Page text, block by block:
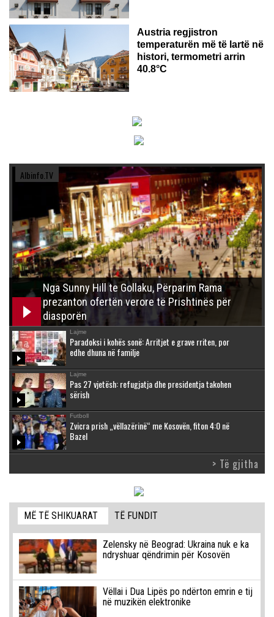
Austria regjistron
temperaturën më të lartë në
histori, termometri arrin
40.8°C
Albinfo.TV
Nga Sunny Hill te Gollaku, Përparim Rama
prezanton ofertën verore të Prishtinës për
diasporën
Lajme
Paradoksi i kohës sonë: Arritjet e grave rriten, por
edhe dhuna në familje
Lajme
Pas 27 vjetësh: refugjatja dhe presidentja takohen
sërish
Futboll
Zvicra prish „vëllazërinë“ me Kosovën, fiton 4:0 në
Bazel
> Të gjitha
MË TË SHIKUARAT TË FUNDIT
Zelensky në Beograd: Ukraina nuk e ka
ndryshuar qëndrimin për Kosovën
Vëllai i Dua Lipës po ndërton emrin e tij
në muzikën elektronike